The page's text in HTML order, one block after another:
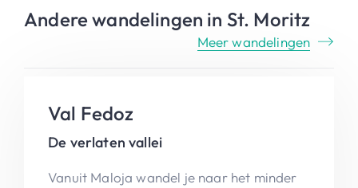
Andere wandelingen in St. Moritz
Meer wandelingen
Val Fedoz
De verlaten vallei
Vanuit Maloja wandel je naar het minder